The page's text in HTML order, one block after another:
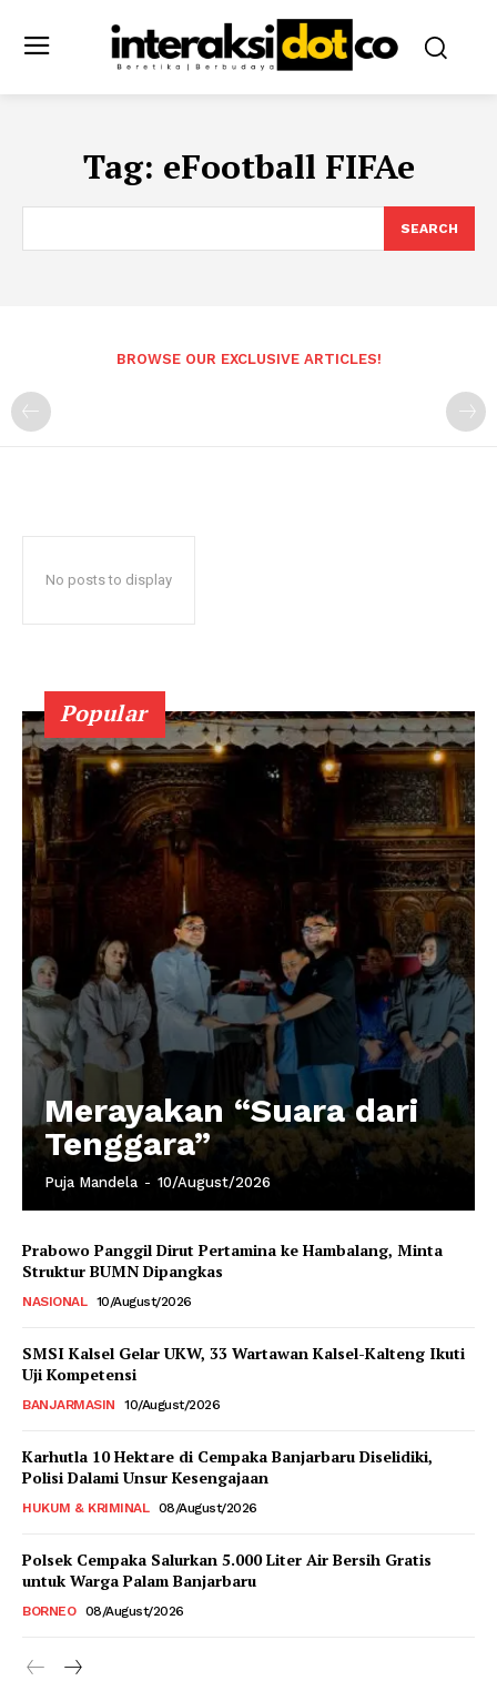
Tag: eFootball FIFAe
SEARCH
BROWSE OUR EXCLUSIVE ARTICLES!
No posts to display
Popular
Merayakan “Suara dari
Tenggara”
Puja Mandela - 10/August/2026
Prabowo Panggil Dirut Pertamina ke Hambalang, Minta
Struktur BUMN Dipangkas
NASIONAL 10/August/2026
SMSI Kalsel Gelar UKW, 33 Wartawan Kalsel-Kalteng Ikuti
Uji Kompetensi
BANJARMASIN 10/August/2026
Karhutla 10 Hektare di Cempaka Banjarbaru Diselidiki,
Polisi Dalami Unsur Kesengajaan
HUKUM & KRIMINAL 08/August/2026
Polsek Cempaka Salurkan 5.000 Liter Air Bersih Gratis
untuk Warga Palam Banjarbaru
BORNEO 08/August/2026